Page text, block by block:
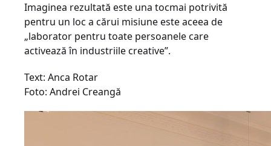
Imaginea rezultată este una tocmai potrivită
pentru un loc a cărui misiune este aceea de
„laborator pentru toate persoanele care
activează în industriile creative”.
Text: Anca Rotar
Foto: Andrei Creangă